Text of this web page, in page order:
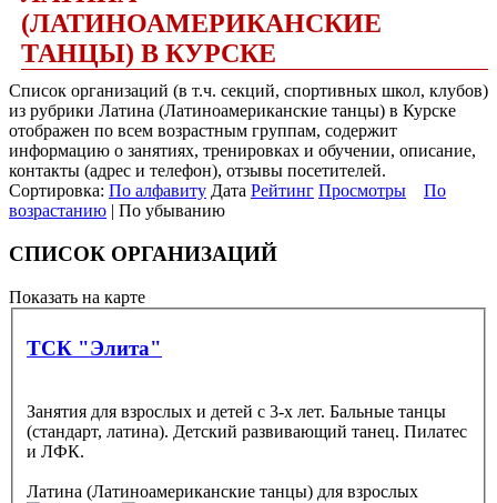
(ЛАТИНОАМЕРИКАНСКИЕ
ТАНЦЫ) В КУРСКЕ
Список организаций (в т.ч. секций, спортивных школ, клубов)
из рубрики Латина (Латиноамериканские танцы) в Курске
отображен по всем возрастным группам, содержит
информацию о занятиях, тренировках и обучении, описание,
контакты (адрес и телефон), отзывы посетителей.
Сортировка: По алфавиту Дата Рейтинг Просмотры
По
возрастанию | По убыванию
СПИСОК ОРГАНИЗАЦИЙ
Показать на карте
ТСК "Элита"
Занятия для взрослых и детей с 3-х лет. Бальные танцы
(стандарт, латина). Детский развивающий танец. Пилатес
и ЛФК.
Латина (Латиноамериканские танцы) для взрослых